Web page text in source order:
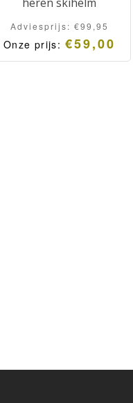
Adviesprijs: €99,95
Onze prijs: €59,00
Marker Consort. All